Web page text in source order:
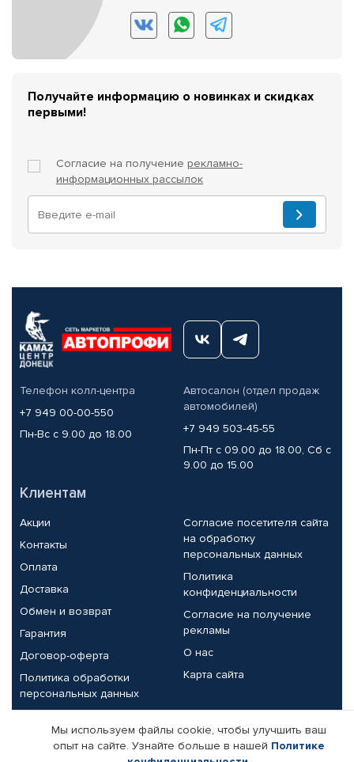
Получайте информацию о новинках и скидках
первыми!
Согласие на получение рекламно-
информационных рассылок
Телефон колл-центра
+7 949 00-00-550
Пн-Вс с 9.00 до 18.00
Автосалон (отдел продаж
автомобилей)
+7 949 503-45-55
Пн-Пт с 09.00 до 18.00, Сб с
9.00 до 15.00
Клиентам
Акции
Контакты
Оплата
Доставка
Обмен и возврат
Гарантия
Договор-оферта
Политика обработки
персональных данных
Согласие посетителя сайта
на обработку
персональных данных
Политика
конфиденциальности
Согласие на получение
рекламы
О нас
Карта сайта
Партнерам
Корпоративным клиентам Реквизиты компании
Мы используем файлы cookie, чтобы улучшить ваш
опыт на сайте. Узнайте больше в нашей Политике